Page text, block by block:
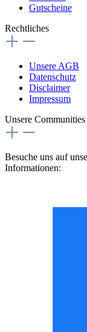
Gutscheine
Rechtliches
Unsere AGB
Datenschutz
Disclaimer
Impressum
Unsere Communities
Besuche uns auf
Informationen: